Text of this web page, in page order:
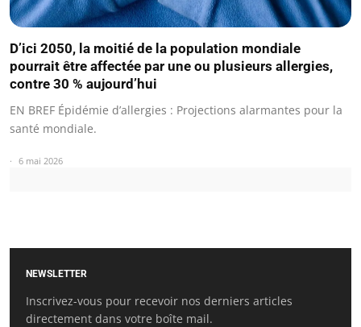
D’ici 2050, la moitié de la population mondiale
pourrait être affectée par une ou plusieurs allergies,
contre 30 % aujourd’hui
EN BREF Épidémie d’allergies : Projections alarmantes pour la
santé mondiale.
6 mai 2026
NEWSLETTER
Inscrivez-vous pour recevoir nos derniers articles
directement dans votre boîte mail.